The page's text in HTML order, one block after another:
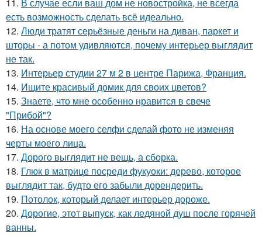
11. В случае если ваш дом не новостройка, не всегда
есть возможность сделать всё идеально.
12. Люди тратят серьёзные деньги на диван, паркет и
шторы - а потом удивляются, почему интерьер выглядит
не так.
13. Интерьер студии 27 м 2 в центре Парижа, Франция.
14. Ищите красивый домик для своих цветов?
15. Знаете, что мне особенно нравится в свече
"Прибой"?
16. На основе моего селфи сделай фото не изменяя
черты моего лица.
17. Дорого выглядит не вещь, а сборка.
18. Глюк в матрице посреди фукуоки: дерево, которое
выглядит так, будто его забыли дорендерить.
19. Потолок, который делает интерьер дороже.
20. Дорогие, этот выпуск, как ледяной душ после горячей
ванны.